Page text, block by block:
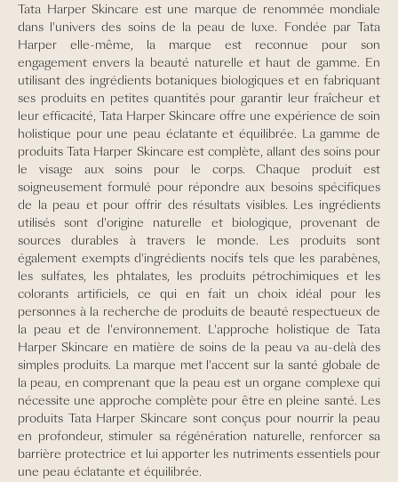
Tata Harper Skincare est une marque de renommée mondiale
dans l'univers des soins de la peau de luxe. Fondée par Tata
Harper elle-même, la marque est reconnue pour son
engagement envers la beauté naturelle et haut de gamme. En
utilisant des ingrédients botaniques biologiques et en fabriquant
ses produits en petites quantités pour garantir leur fraîcheur et
leur efficacité, Tata Harper Skincare offre une expérience de soin
holistique pour une peau éclatante et équilibrée. La gamme de
produits Tata Harper Skincare est complète, allant des soins pour
le visage aux soins pour le corps. Chaque produit est
soigneusement formulé pour répondre aux besoins spécifiques
de la peau et pour offrir des résultats visibles. Les ingrédients
utilisés sont d'origine naturelle et biologique, provenant de
sources durables à travers le monde. Les produits sont
également exempts d'ingrédients nocifs tels que les parabènes,
les sulfates, les phtalates, les produits pétrochimiques et les
colorants artificiels, ce qui en fait un choix idéal pour les
personnes à la recherche de produits de beauté respectueux de
la peau et de l'environnement. L'approche holistique de Tata
Harper Skincare en matière de soins de la peau va au-delà des
simples produits. La marque met l'accent sur la santé globale de
la peau, en comprenant que la peau est un organe complexe qui
nécessite une approche complète pour être en pleine santé. Les
produits Tata Harper Skincare sont conçus pour nourrir la peau
en profondeur, stimuler sa régénération naturelle, renforcer sa
barrière protectrice et lui apporter les nutriments essentiels pour
une peau éclatante et équilibrée.